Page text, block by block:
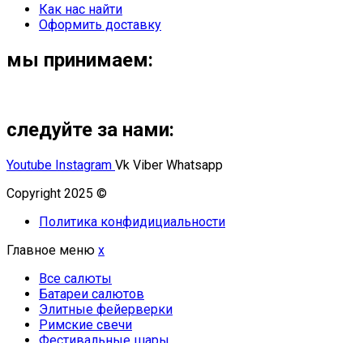
Как нас найти
Оформить доставку
мы принимаем:
следуйте за нами:
Youtube Instagram Vk Viber Whatsapp
Copyright 2025 ©
Политика конфидициальности
Главное меню x
Все салюты
Батареи салютов
Элитные фейерверки
Римские свечи